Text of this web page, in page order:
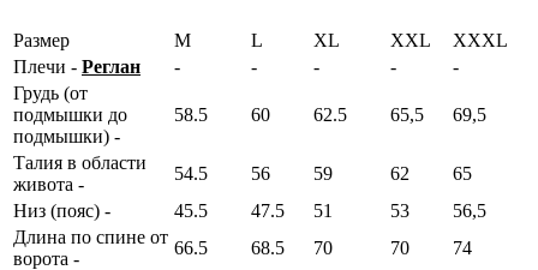
Размер M L XL XXL
XXXL
Плечи - Реглан - - - -
-
Грудь (от
подмышки до
подмышки) -
58.5 60 62.5 65,5 69,5
Талия в области
живота -
54.5 56 59 62
65
Низ (пояс) -
45.5 47.5 51 53
56,5
Длина по спине от
ворота -
66.5 68.5 70 70
74